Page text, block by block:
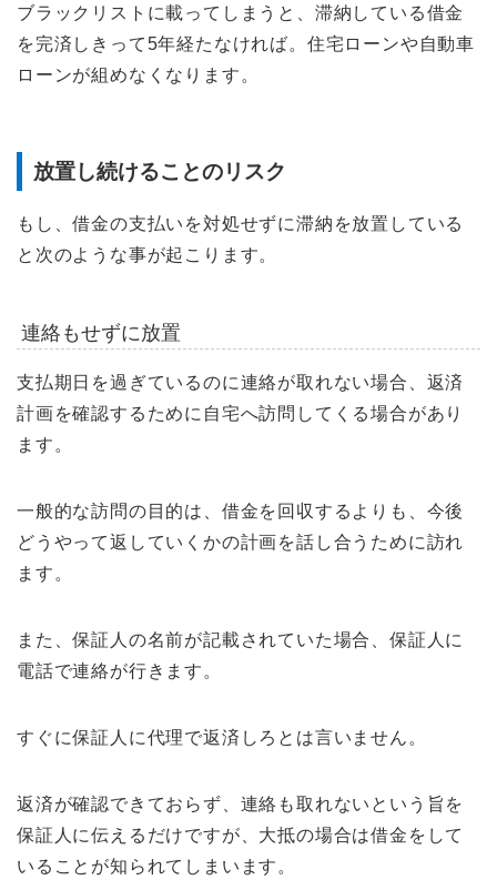
ブラックリストに載ってしまうと、滞納している借金
を完済しきって5年経たなければ。住宅ローンや自動車
ローンが組めなくなります。
放置し続けることのリスク
もし、借金の支払いを対処せずに滞納を放置している
と次のような事が起こります。
連絡もせずに放置
支払期日を過ぎているのに連絡が取れない場合、返済
計画を確認するために自宅へ訪問してくる場合があり
ます。
一般的な訪問の目的は、借金を回収するよりも、今後
どうやって返していくかの計画を話し合うために訪れ
ます。
また、保証人の名前が記載されていた場合、保証人に
電話で連絡が行きます。
すぐに保証人に代理で返済しろとは言いません。
返済が確認できておらず、連絡も取れないという旨を
保証人に伝えるだけですが、大抵の場合は借金をして
いることが知られてしまいます。